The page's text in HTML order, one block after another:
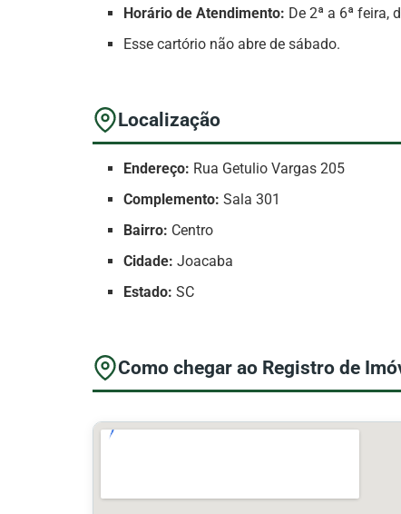
Horário de Atendimento: De 2ª a 6ª feira,
Esse cartório não abre de sábado.
Localização
Endereço: Rua Getulio Vargas 205
Complemento: Sala 301
Bairro: Centro
Cidade: Joacaba
Estado: SC
Como chegar ao Registro de